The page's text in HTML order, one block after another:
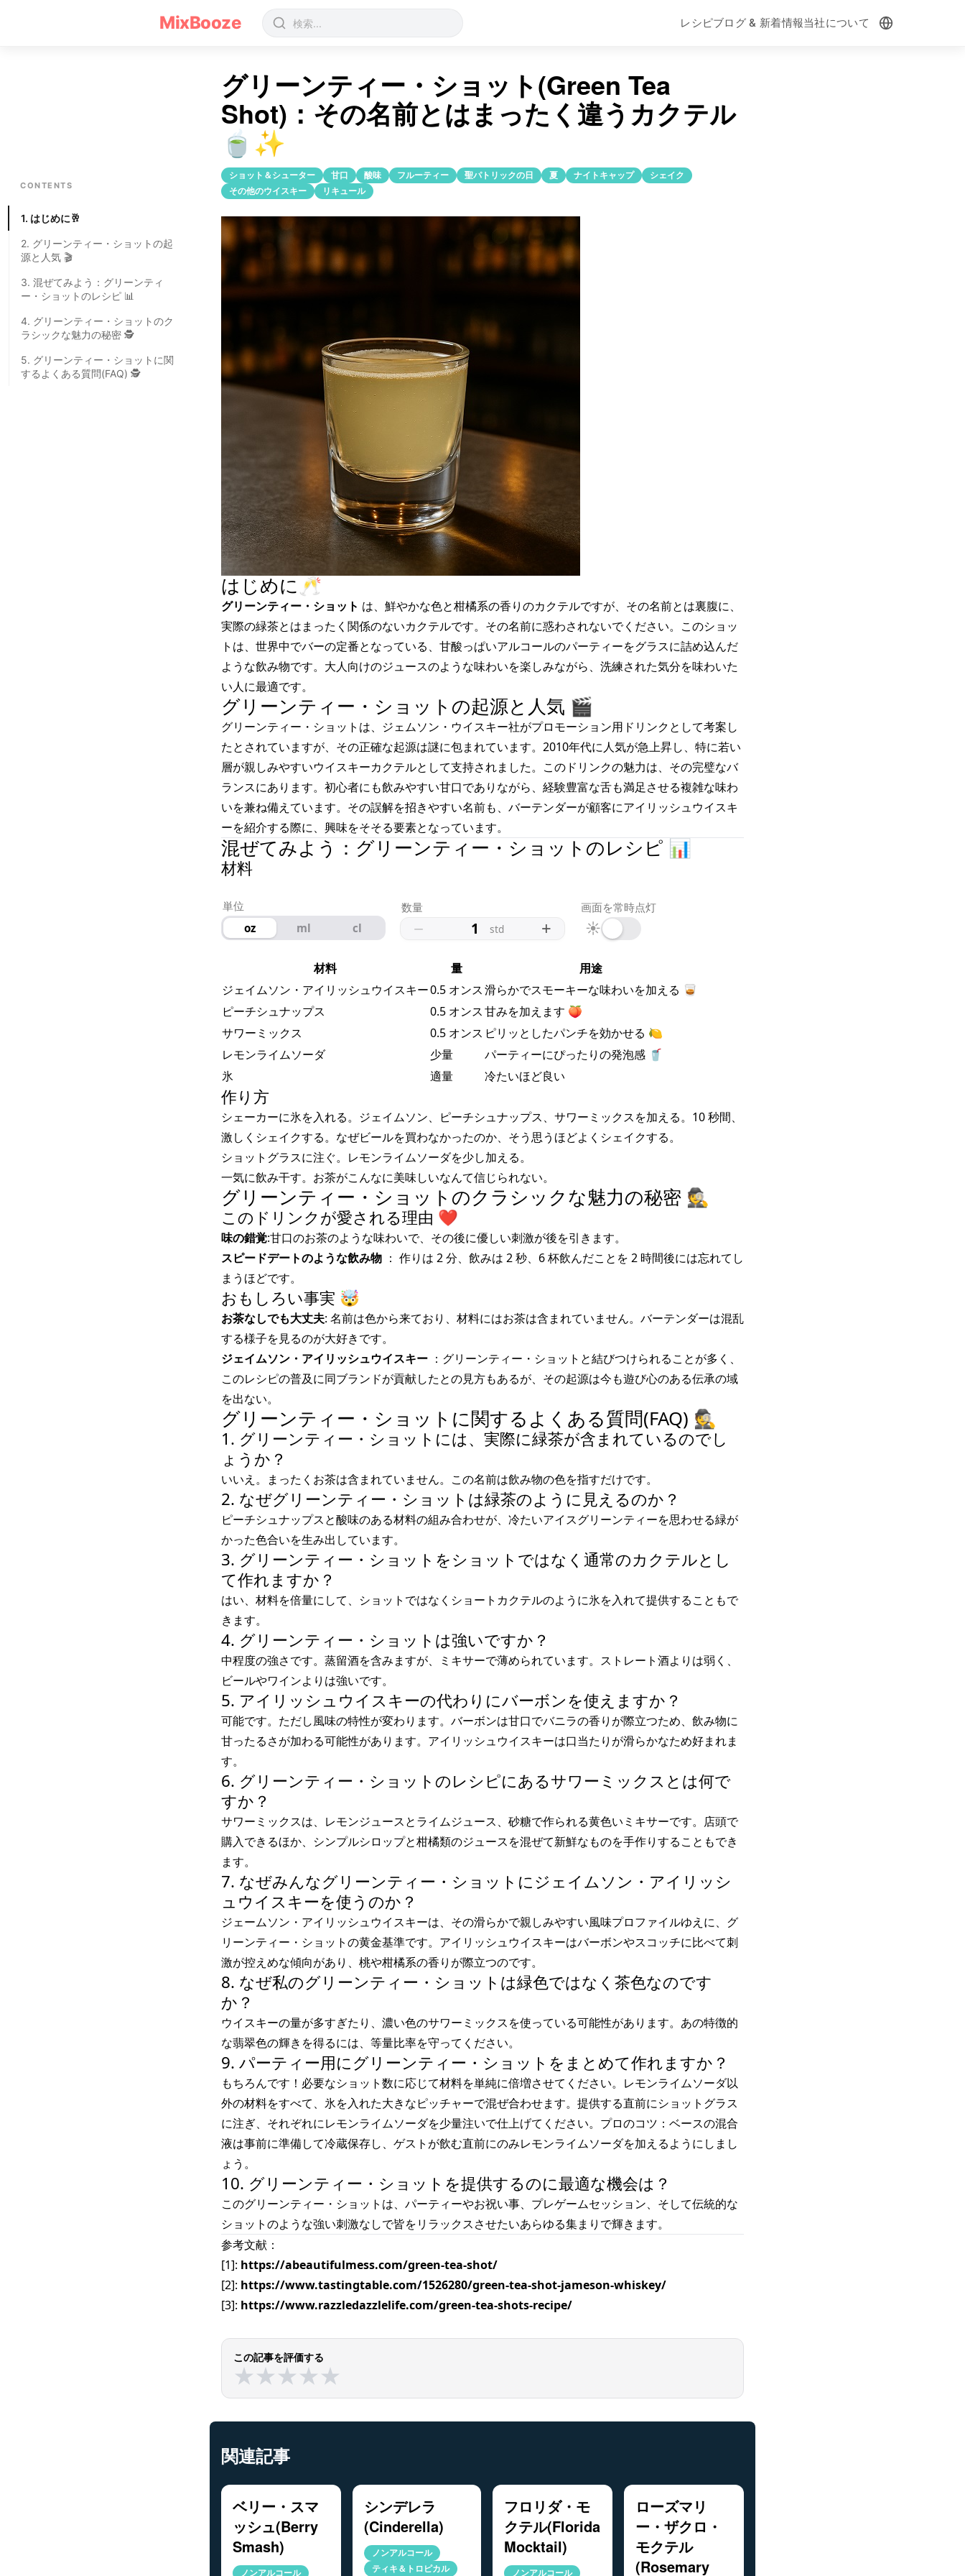
MixBooze レシピブログ & 新着情報当社について
グリーンティー・ショット(Green Tea Shot)のカクテルレシピ
CONTENTS
1. はじめに🥂
2. グリーンティー・ショットの起
源と人気 🎬
3. 混ぜてみよう：グリーンティ
ー・ショットのレシピ 📊
4. グリーンティー・ショットのク
ラシックな魅力の秘密 🕵️
5. グリーンティー・ショットに関
するよくある質問(FAQ) 🕵️
グリーンティー・ショット(Green Tea
Shot)：その名前とはまったく違うカクテル
🍵✨
ショット＆シューター 甘口 酸味 フルーティー 聖パトリックの日 夏 ナイトキャップ
シェイク
その他のウイスキー
リキュール
はじめに🥂
グリーンティー・ショット は、鮮やかな色と柑橘系の香りのカクテルですが、その名前とは裏腹に、
実際の緑茶とはまったく関係のないカクテルです。その名前に惑わされないでください。このショッ
トは、世界中でバーの定番となっている、甘酸っぱいアルコールのパーティーをグラスに詰め込んだ
ような飲み物です。大人向けのジュースのような味わいを楽しみながら、洗練された気分を味わいた
い人に最適です。
グリーンティー・ショットの起源と人気 🎬
グリーンティー・ショットは、ジェムソン・ウイスキー社がプロモーション用ドリンクとして考案し
たとされていますが、その正確な起源は謎に包まれています。2010年代に人気が急上昇し、特に若い
層が親しみやすいウイスキーカクテルとして支持されました。このドリンクの魅力は、その完璧なバ
ランスにあります。初心者にも飲みやすい甘口でありながら、経験豊富な舌も満足させる複雑な味わ
いを兼ね備えています。その誤解を招きやすい名前も、バーテンダーが顧客にアイリッシュウイスキ
ーを紹介する際に、興味をそそる要素となっています。
混ぜてみよう：グリーンティー・ショットのレシピ 📊
材料
単位
oz
ml cl
数量
− std +
画面を常時点灯
☀
材料 量
用途
ジェイムソン・アイリッシュウイスキー0.5 オンス滑らかでスモーキーな味わいを加える 🥃
ピーチシュナップス
0.5 オンス甘みを加えます 🍑
サワーミックス
0.5 オンス ピリッとしたパンチを効かせる 🍋
レモンライムソーダ
少量
パーティーにぴったりの発泡感 🥤
氷
適量 冷たいほど良い
作り方
シェーカーに氷を入れる。ジェイムソン、ピーチシュナップス、サワーミックスを加える。10 秒間、
激しくシェイクする。なぜビールを買わなかったのか、そう思うほどよくシェイクする。
ショットグラスに注ぐ。レモンライムソーダを少し加える。
一気に飲み干す。お茶がこんなに美味しいなんて信じられない。
グリーンティー・ショットのクラシックな魅力の秘密 🕵️
このドリンクが愛される理由 ❤️
味の錯覚:甘口のお茶のような味わいで、その後に優しい刺激が後を引きます。
スピードデートのような飲み物 ： 作りは 2 分、飲みは 2 秒、6 杯飲んだことを 2 時間後には忘れてし
まうほどです。
おもしろい事実 🤯
お茶なしでも大丈夫: 名前は色から来ており、材料にはお茶は含まれていません。バーテンダーは混乱
する様子を見るのが大好きです。
ジェイムソン・アイリッシュウイスキー ：グリーンティー・ショットと結びつけられることが多く、
このレシピの普及に同ブランドが貢献したとの見方もあるが、その起源は今も遊び心のある伝承の域
を出ない。
グリーンティー・ショットに関するよくある質問(FAQ) 🕵️
1. グリーンティー・ショットには、実際に緑茶が含まれているのでし
ょうか？
いいえ。まったくお茶は含まれていません。この名前は飲み物の色を指すだけです。
2. なぜグリーンティー・ショットは緑茶のように見えるのか？
ピーチシュナップスと酸味のある材料の組み合わせが、冷たいアイスグリーンティーを思わせる緑が
かった色合いを生み出しています。
3. グリーンティー・ショットをショットではなく通常のカクテルとし
て作れますか？
はい、材料を倍量にして、ショットではなくショートカクテルのように氷を入れて提供することもで
きます。
4. グリーンティー・ショットは強いですか？
中程度の強さです。蒸留酒を含みますが、ミキサーで薄められています。ストレート酒よりは弱く、
ビールやワインよりは強いです。
5. アイリッシュウイスキーの代わりにバーボンを使えますか？
可能です。ただし風味の特性が変わります。バーボンは甘口でバニラの香りが際立つため、飲み物に
甘ったるさが加わる可能性があります。アイリッシュウイスキーは口当たりが滑らかなため好まれま
す。
6. グリーンティー・ショットのレシピにあるサワーミックスとは何で
すか？
サワーミックスは、レモンジュースとライムジュース、砂糖で作られる黄色いミキサーです。店頭で
購入できるほか、シンプルシロップと柑橘類のジュースを混ぜて新鮮なものを手作りすることもでき
ます。
7. なぜみんなグリーンティー・ショットにジェイムソン・アイリッシ
ュウイスキーを使うのか？
ジェームソン・アイリッシュウイスキーは、その滑らかで親しみやすい風味プロファイルゆえに、グ
リーンティー・ショットの黄金基準です。アイリッシュウイスキーはバーボンやスコッチに比べて刺
激が控えめな傾向があり、桃や柑橘系の香りが際立つのです。
8. なぜ私のグリーンティー・ショットは緑色ではなく茶色なのです
か？
ウイスキーの量が多すぎたり、濃い色のサワーミックスを使っている可能性があります。あの特徴的
な翡翠色の輝きを得るには、等量比率を守ってください。
9. パーティー用にグリーンティー・ショットをまとめて作れますか？
もちろんです！必要なショット数に応じて材料を単純に倍増させてください。レモンライムソーダ以
外の材料をすべて、氷を入れた大きなピッチャーで混ぜ合わせます。提供する直前にショットグラス
に注ぎ、それぞれにレモンライムソーダを少量注いで仕上げてください。プロのコツ：ベースの混合
液は事前に準備して冷蔵保存し、ゲストが飲む直前にのみレモンライムソーダを加えるようにしまし
ょう。
10. グリーンティー・ショットを提供するのに最適な機会は？
このグリーンティー・ショットは、パーティーやお祝い事、プレゲームセッション、そして伝統的な
ショットのような強い刺激なしで皆をリラックスさせたいあらゆる集まりで輝きます。
参考文献：
[1]: https://abeautifulmess.com/green-tea-shot/
[2]: https://www.tastingtable.com/1526280/green-tea-shot-jameson-whiskey/
[3]: https://www.razzledazzlelife.com/green-tea-shots-recipe/
この記事を評価する
★
★★
★★
★★
★★
★
関連記事
ベリー・スマ
ッシュ(Berry
Smash)
ノンアルコール
シンデレラ
(Cinderella)
ノンアルコール
ティキ＆トロピカル
フロリダ・モ
クテル(Florida
Mocktail)
ノンアルコール
ローズマリ
ー・ザクロ・
モクテル
(Rosemary